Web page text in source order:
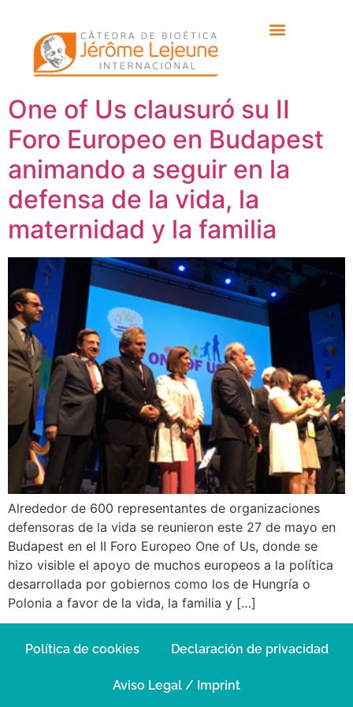
Etiqueta: Alberto
Bárcena
One of Us clausuró su II
Foro Europeo en Budapest
animando a seguir en la
defensa de la vida, la
maternidad y la familia
Alrededor de 600 representantes de o​​rganizaciones
defensoras de la vida se reunieron este 27 de mayo en
Budapest en el II Foro Europeo One of Us, donde se
hizo visible el apoyo de muchos europeos a la política
desarrollada por gobiernos como los de Hungría o
Polonia a favor de la vida, la familia y […]
Política de cookies Declaración de privacidad
Aviso Legal / Imprint